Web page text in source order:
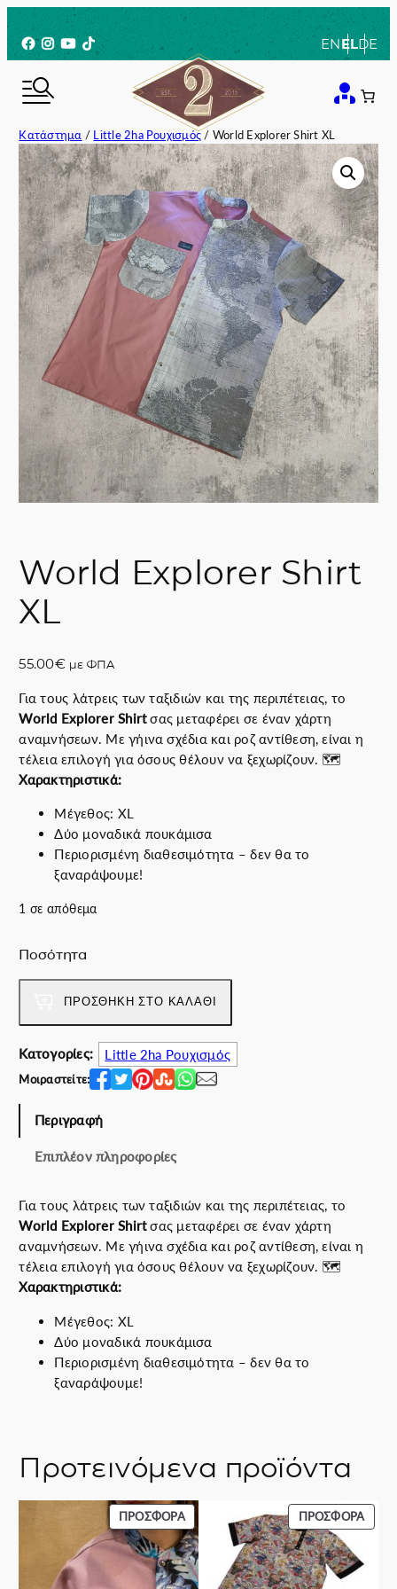
στο
περιεχόμενο
Facebook
Instagram
YouTube
TikTok ENELDE
Κατάστημα / Little 2ha Ρουχισμός/ World Explorer Shirt XL
World Explorer Shirt
XL
55.00€ με ΦΠΑ
Για τους λάτρεις των ταξιδιών και της περιπέτειας, το
World Explorer Shirtσας μεταφέρει σε έναν χάρτη
αναμνήσεων. Με γήινα σχέδια και ροζ αντίθεση, είναι η
τέλεια επιλογή για όσους θέλουν να ξεχωρίζουν. 🗺️
Χαρακτηριστικά:
Μέγεθος: XL
Δύο μοναδικά πουκάμισα
Περιορισμένη διαθεσιμότητα – δεν θα το
ξαναράψουμε!
1 σε απόθεμα
Ποσότητα
o
r
l
d
E
x
r
r
S
h
i
r
X
L
π
ο
η
α
ΠΡΟΣΘΉΚΗ ΣΤΟ ΚΑΛΆΘΙ
Κατογορίες: Little 2ha Ρουχισμός
Μοιραστείτε:
Περιγραφή
Επιπλέον πληροφορίες
Για τους λάτρεις των ταξιδιών και της περιπέτειας, το
World Explorer Shirtσας μεταφέρει σε έναν χάρτη
αναμνήσεων. Με γήινα σχέδια και ροζ αντίθεση, είναι η
τέλεια επιλογή για όσους θέλουν να ξεχωρίζουν. 🗺️
Χαρακτηριστικά:
Μέγεθος: XL
Δύο μοναδικά πουκάμισα
Περιορισμένη διαθεσιμότητα – δεν θα το
ξαναράψουμε!
Προτεινόμενα προϊόντα
ΠΡΟΣΦΟΡΆΠΡΟΪΌΝ
ΣΕ
ΠΡΟΣΦΟΡΆ
ΠΡΟΣΦΟΡΆ
ΣΕ